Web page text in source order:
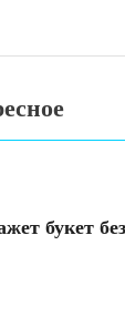
букет